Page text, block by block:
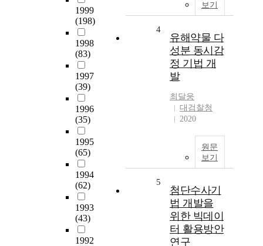
1999
(198)
1998
(83)
1997
(39)
1996
(35)
1995
(65)
1994
(62)
1993
(43)
1992
보기
4
유해약물 다
성분 동시감
정 기법 개
발
최달웅
대검찰청
2020
원문
보기
5
첨단수사기
법 개발을
위한 빅데이
터 활용방안
연구